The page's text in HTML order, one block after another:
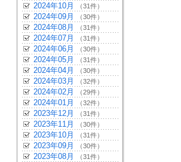
2024年10月 （31件）
2024年09月 （30件）
2024年08月 （31件）
2024年07月 （31件）
2024年06月 （30件）
2024年05月 （31件）
2024年04月 （30件）
2024年03月 （32件）
2024年02月 （29件）
2024年01月 （32件）
2023年12月 （31件）
2023年11月 （30件）
2023年10月 （31件）
2023年09月 （30件）
2023年08月 （31件）